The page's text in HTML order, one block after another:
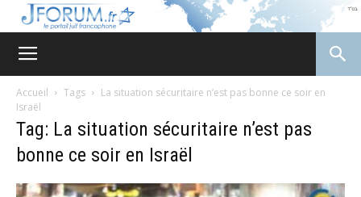
Accueil Tags
La situation sécuritaire n’est pas bonne ce soir en
Israël
Tag: La situation sécuritaire n’est pas
bonne ce soir en Israël